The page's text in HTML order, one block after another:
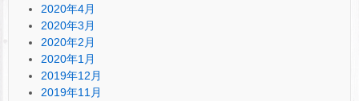
2020年4月
2020年3月
2020年2月
2020年1月
2019年12月
2019年11月